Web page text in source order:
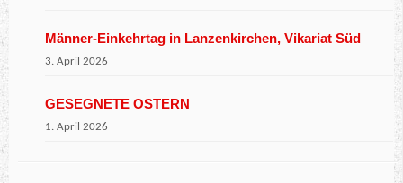
Männer-Einkehrtag in Lanzenkirchen, Vikariat Süd
3. April 2026
GESEGNETE OSTERN
1. April 2026